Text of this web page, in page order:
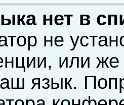
нет в
не
или же
язык.